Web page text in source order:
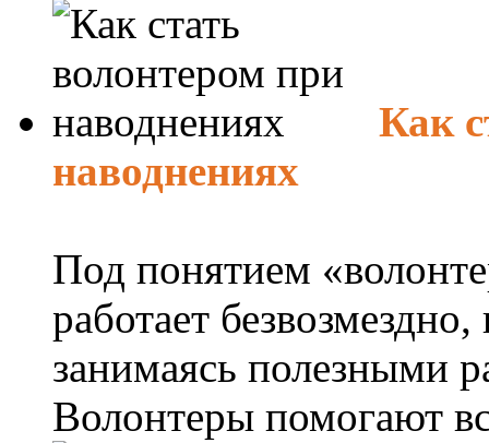
Как
наводнениях
Под понятием
работает
занимаясь полезными
Волонтеры помогают